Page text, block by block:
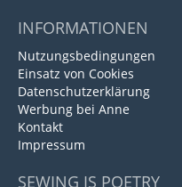
INFORMATIONEN
Nutzungsbedingungen
Einsatz von Cookies
Datenschutzerklärung
Werbung bei Anne
Kontakt
Impressum
SEWING IS POETRY